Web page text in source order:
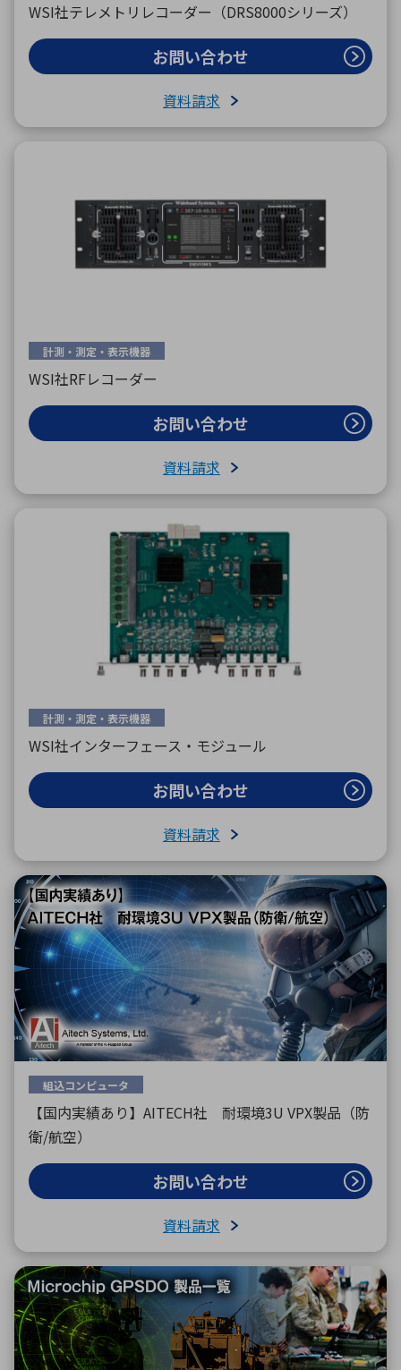
WSI社テレメトリレコーダー（DRS8000シリーズ）
お問い合わせ
資料請求
計測・測定・表示機器
WSI社RFレコーダー
お問い合わせ
資料請求
計測・測定・表示機器
WSI社インターフェース・モジュール
お問い合わせ
資料請求
組込コンピュータ
【国内実績あり】AITECH社 耐環境3U VPX製品（防
衛/航空）
お問い合わせ
資料請求